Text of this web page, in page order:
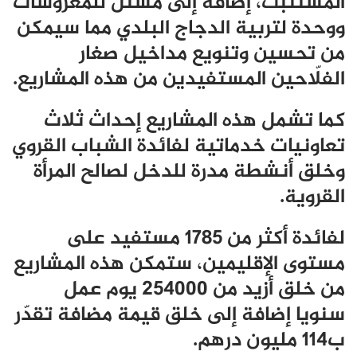
ووحدة لتربية الدجاج البلدي مما سيمكن
من تحسين وتنويع مداخيل صغار
الفلّاحين المستفيدين من هذه المشاريع.
كما تشمل هذه المشاريع إحداث ثلاث
تعاونيات خدماتية لفائدة الشباب القروي
وخلق أنشطة مدرة للدخل لصالح المرأة
القروية.
لفائدة أكثر من 1785 مستفيد على
مستوى الإقليمين، ستمكن هذه المشاريع
من خلق أزيد من 254000 يوم عمل
سنويا إضافة إلى خلق قيمة مضافة تقدّر
ب114 مليون درهم.